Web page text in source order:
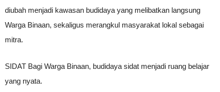
diubah menjadi kawasan budidaya yang melibatkan langsung
Warga Binaan, sekaligus merangkul masyarakat lokal sebagai
mitra.
SIDAT Bagi Warga Binaan, budidaya sidat menjadi ruang belajar
yang nyata.